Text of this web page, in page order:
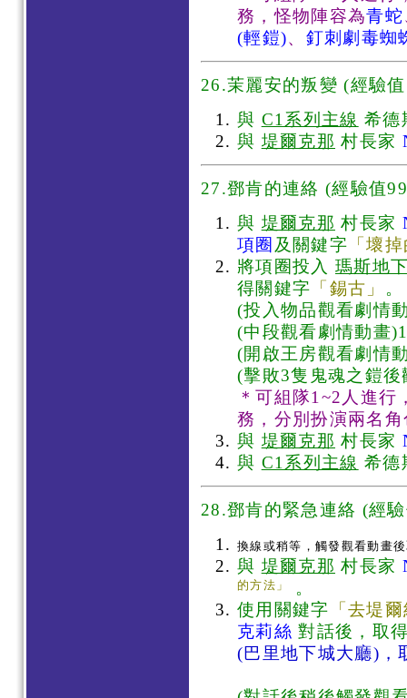
務，怪物陣容為青蛇
(輕鎧)、 釘刺劇毒蜘
26.茉麗安的叛變 (經驗
與 C1系列主線 希
與 堤爾克那 村長家
27.鄧肯的連絡 (經驗值
與 堤爾克那 村長家
項圈 及關鍵字 「壞
將項圈投入瑪斯地
得關鍵字 「錫古」
。
(投入物品觀看劇情
(中段觀看劇情動畫
(開啟王房觀看劇情
(擊敗3隻鬼魂之鎧
＊可組隊1~2人進
務，分別扮演兩名角
與 堤爾克那 村長家
與 C1系列主線 希
28.鄧肯的緊急連絡 (經
換線或稍等，觸發觀看動畫
與 堤爾克那 村長家
的方法」
。
使用關鍵字 「去堤
克莉絲 對話後，取
(巴里地下城大廳)，